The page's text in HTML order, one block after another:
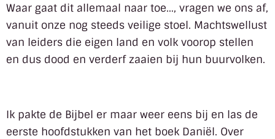
Waar gaat dit allemaal naar toe…, vragen we ons af,
vanuit onze nog steeds veilige stoel. Machtswellust
van leiders die eigen land en volk voorop stellen
en dus dood en verderf zaaien bij hun buurvolken.
Ik pakte de Bijbel er maar weer eens bij en las de
eerste hoofdstukken van het boek Daniël. Over